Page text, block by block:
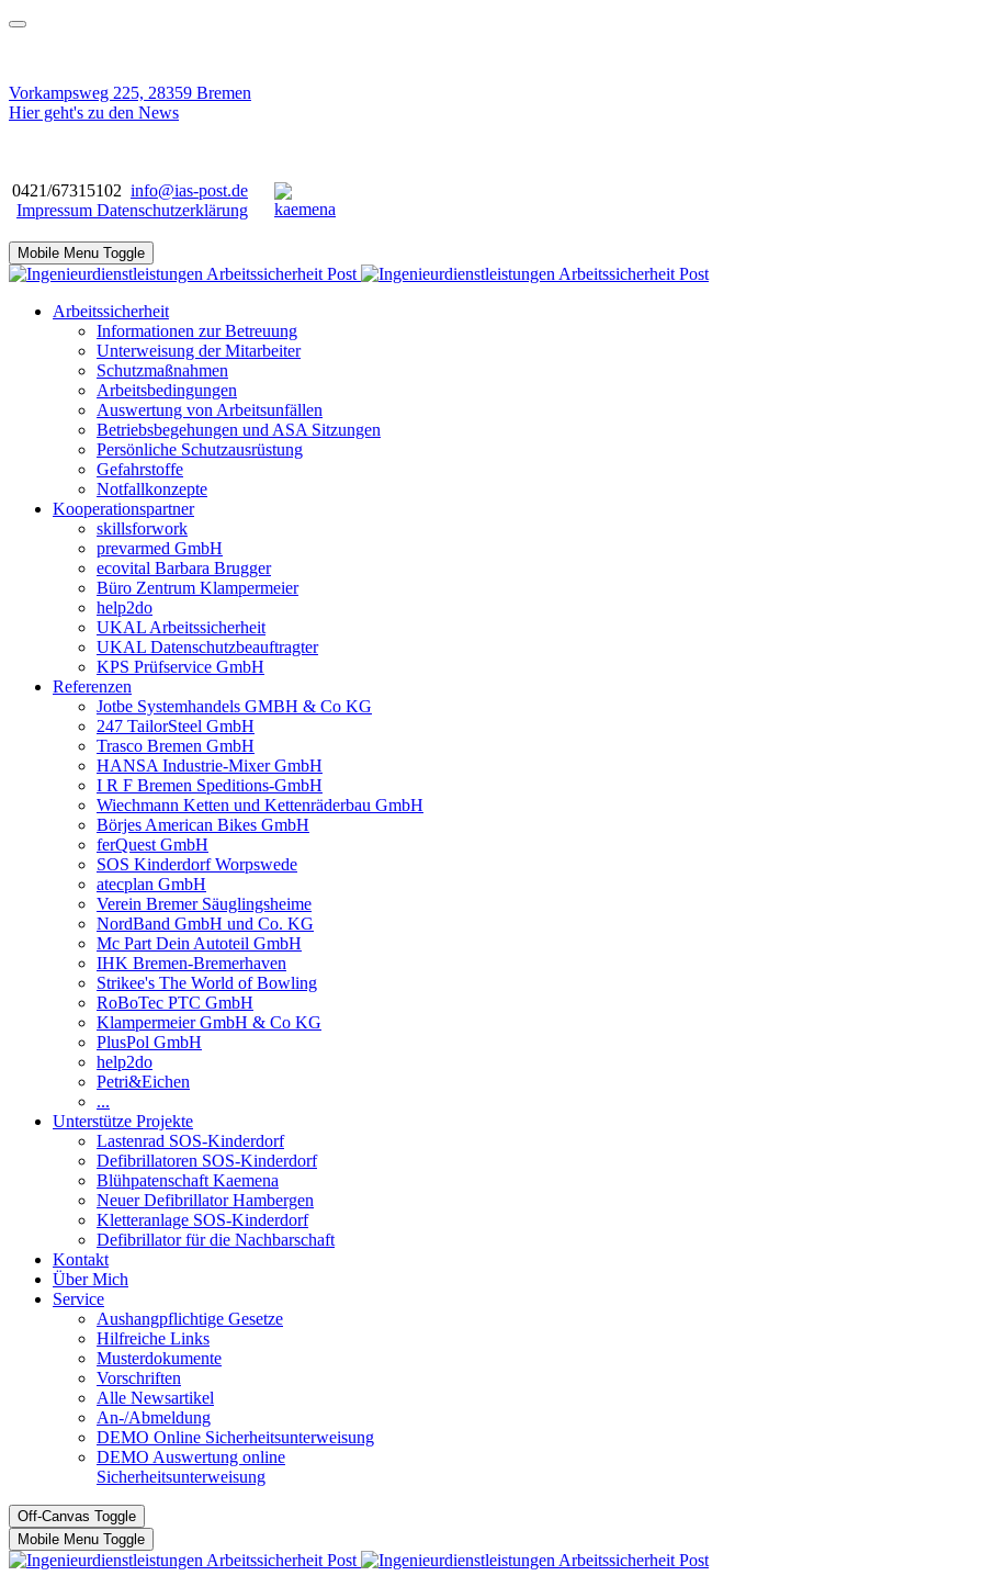
Vorkampsweg 225, 28359 Bremen
Hier geht's zu den News
0421/67315102 info@ias-post.de
Impressum Datenschutzerklärung
Mobile Menu Toggle
Arbeitssicherheit
Informationen zur Betreuung
Unterweisung der Mitarbeiter
Schutzmaßnahmen
Arbeitsbedingungen
Auswertung von Arbeitsunfällen
Betriebsbegehungen und ASA Sitzungen
Persönliche Schutzausrüstung
Gefahrstoffe
Notfallkonzepte
Kooperationspartner
skillsforwork
prevarmed GmbH
ecovital Barbara Brugger
Büro Zentrum Klampermeier
help2do
UKAL Arbeitssicherheit
UKAL Datenschutzbeauftragter
KPS Prüfservice GmbH
Referenzen
Jotbe Systemhandels GMBH & Co KG
247 TailorSteel GmbH
Trasco Bremen GmbH
HANSA Industrie-Mixer GmbH
I R F Bremen Speditions-GmbH
Wiechmann Ketten und Kettenräderbau GmbH
Börjes American Bikes GmbH
ferQuest GmbH
SOS Kinderdorf Worpswede
atecplan GmbH
Verein Bremer Säuglingsheime
NordBand GmbH und Co. KG
Mc Part Dein Autoteil GmbH
IHK Bremen-Bremerhaven
Strikee's The World of Bowling
RoBoTec PTC GmbH
Klampermeier GmbH & Co KG
PlusPol GmbH
help2do
Petri&Eichen
...
Unterstütze Projekte
Lastenrad SOS-Kinderdorf
Defibrillatoren SOS-Kinderdorf
Blühpatenschaft Kaemena
Neuer Defibrillator Hambergen
Kletteranlage SOS-Kinderdorf
Defibrillator für die Nachbarschaft
Kontakt
Über Mich
Service
Aushangpflichtige Gesetze
Hilfreiche Links
Musterdokumente
Vorschriften
Alle Newsartikel
An-/Abmeldung
DEMO Online Sicherheitsunterweisung
DEMO Auswertung online
Sicherheitsunterweisung
Off-Canvas Toggle
Mobile Menu Toggle